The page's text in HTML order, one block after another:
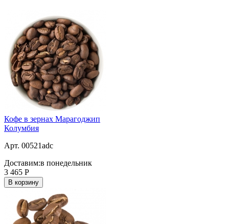
Кофе в зернах Марагоджип
Колумбия
Арт. 00521adc
Доставим:в понедельник
3 465 Р
В корзину